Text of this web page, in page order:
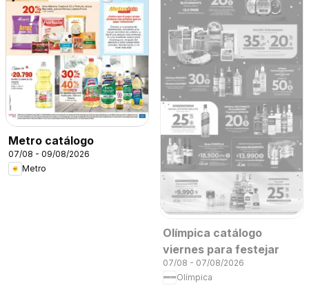
Metro catálogo
07/08 - 09/08/2026
Metro
Olímpica catálogo
viernes para festejar
07/08 - 07/08/2026
Olímpica